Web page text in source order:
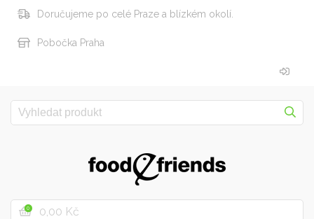
Doručujeme po celé Praze a blízkém okolí.
Pobočka Praha
0 0,00 Kč